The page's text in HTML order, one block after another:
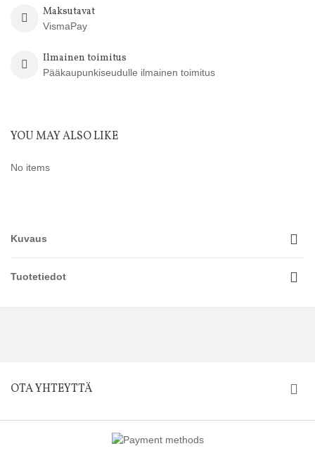
Maksutavat
VismaPay
Ilmainen toimitus
Pääkaupunkiseudulle ilmainen toimitus
YOU MAY ALSO LIKE
No items
Kuvaus
Tuotetiedot
OTA YHTEYTTÄ